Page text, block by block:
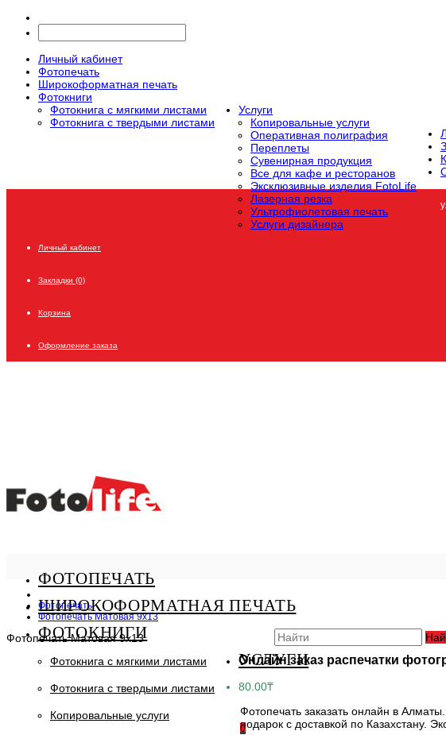
Личный кабинет
Фотопечать
Широкоформатная печать
Фотокниги
Фотокнига с мягкими листами
Фотокнига с твердыми листами
Услуги
Копировальные услуги
Оперативная полиграфия
Переплеты
Сувенирная продукция
Все для кафе и ресторанов
Эксклюзивные изделия FotoLife
Лазерная резка
Ультрофиолетовая печать
Услуги дизайнера
Личный кабинет
Закладки (0)
Корзина
Оформление заказа
ФОТОПЕЧАТЬ
ШИРОКОФОРМАТНАЯ ПЕЧАТЬ
ФОТОКНИГИ
Фотокнига с мягкими листами
Фотокнига с твердыми листами
УСЛУГИ
Копировальные услуги
0
Фотопечать
Фотопечать Матовая 9x13
Фотопечать Матовая 9x13
Онлайн заказ распечатки
80.00₸
Фотопечать заказать онлайн в
подарок с доставкой по Казахстану.